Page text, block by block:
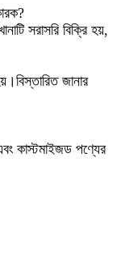
সরাসরি বিক্রি হয়,
জানার
কাস্টমাইজড পণ্যের